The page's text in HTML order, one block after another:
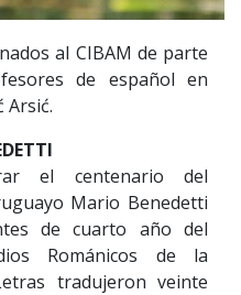
al CIBAM de parte
de español en
Arsić.
el centenario del
Mario Benedetti
de cuarto año del
Románicos de la
tradujeron veinte